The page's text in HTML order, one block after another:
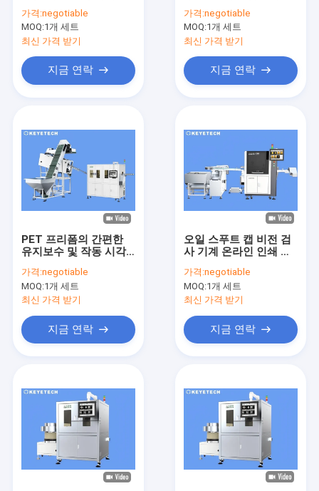
제품
우리에 대하여
공장 여행
가격:negotiable
MOQ:1개 세트
최신 가격 받기
지금 연락
가격:negotiable
MOQ:1개 세트
최신 가격 받기
지금 연락
PET 프리폼의 간편한
유지보수 및 작동 시각
가격:negotiable
MOQ:1개 세트
최신 가격 받기
지금 연락
오일 스푸트 캡 비전 검
사 기계 온라인 인쇄 결
가격:negotiable
MOQ:1개 세트
최신 가격 받기
지금 연락